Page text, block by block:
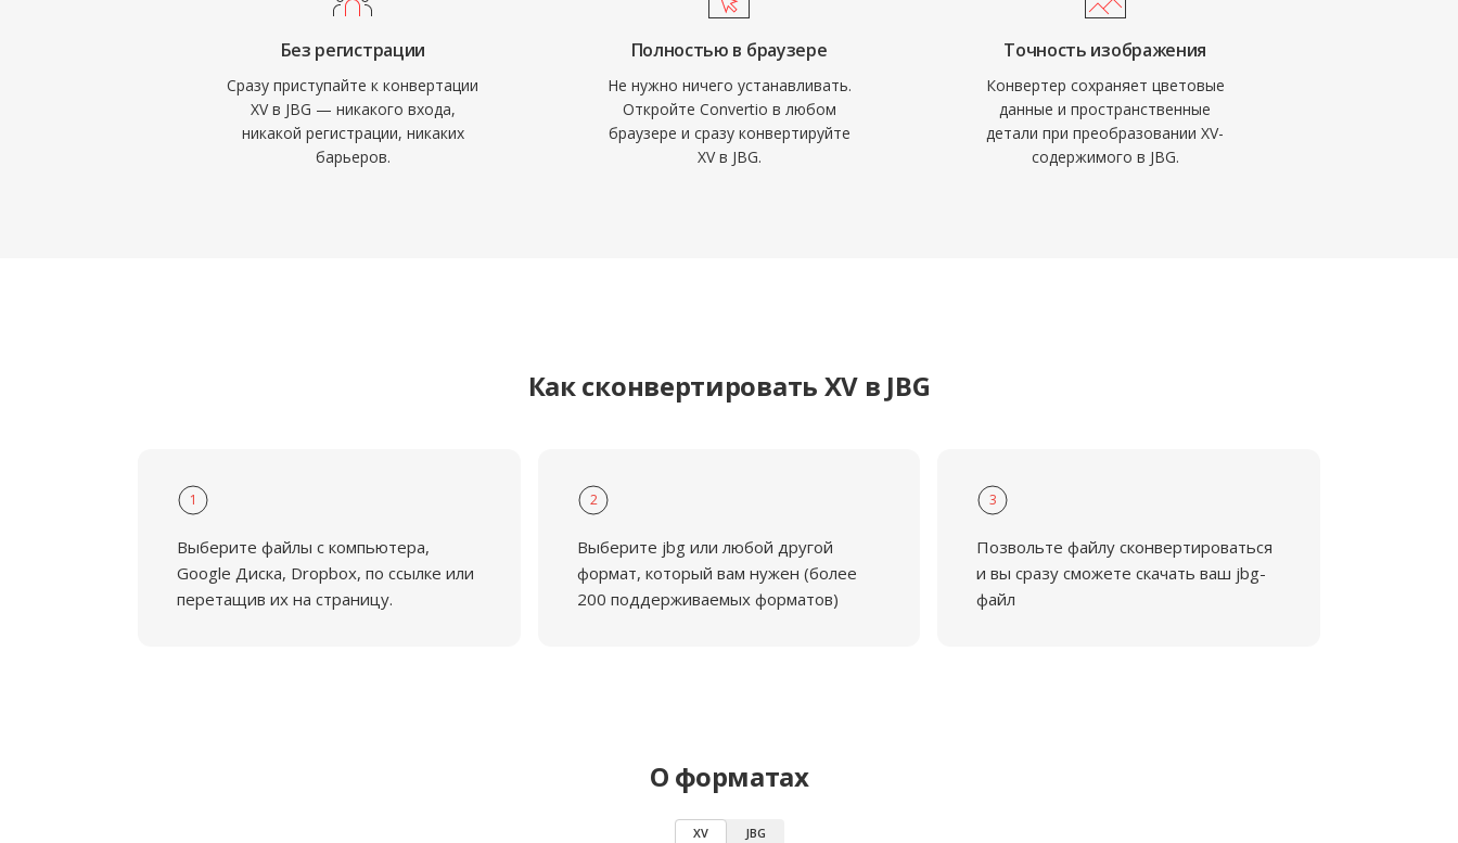
Без регистрации
Сразу приступайте к конвертации
XV в JBG — никакого входа,
никакой регистрации, никаких
барьеров.
Полностью в браузере
Не нужно ничего устанавливать.
Откройте Convertio в любом
браузере и сразу конвертируйте
XV в JBG.
Точность изображения
Конвертер сохраняет цветовые
данные и пространственные
детали при преобразовании XV-
содержимого в JBG.
Как сконвертировать XV в JBG
1
Выберите файлы с компьютера,
Google Диска, Dropbox, по ссылке или
перетащив их на страницу.
2
Выберите jbg или любой другой
формат, который вам нужен (более
200 поддерживаемых форматов)
3
Позвольте файлу сконвертироваться
и вы сразу сможете скачать ваш jbg-
файл
О форматах
XV JBG